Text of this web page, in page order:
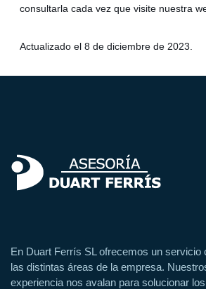
consultarla cada vez que visite nuestra
Actualizado el 8 de diciembre de 2023.
En Duart Ferrís SL ofrecemos un servicio
las distintas áreas de la empresa.
experiencia nos avalan para solucionar